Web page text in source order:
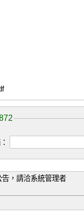
，請洽系統管理者